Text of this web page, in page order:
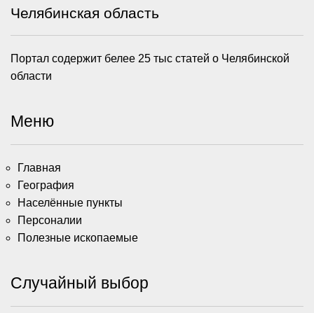
Челябинская область
Портал содержит белее 25 тыс статей о Челябинской
области
Меню
Главная
География
Населённые пункты
Персоналии
Полезные ископаемые
Случайный выбор